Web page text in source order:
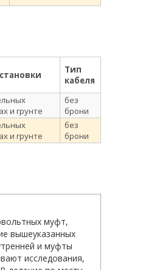
Тип
кабеля
и грунте
без
брони
и грунте
без
брони
муфт,
вышеуказанных
и муфты
исследования,